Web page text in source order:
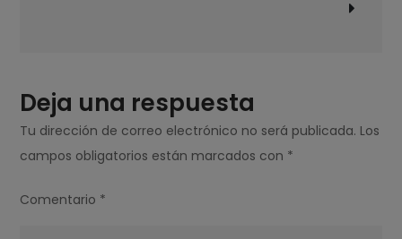
Deja una respuesta
Tu dirección de correo electrónico no será publicada. Los
campos obligatorios están marcados con *
Comentario *